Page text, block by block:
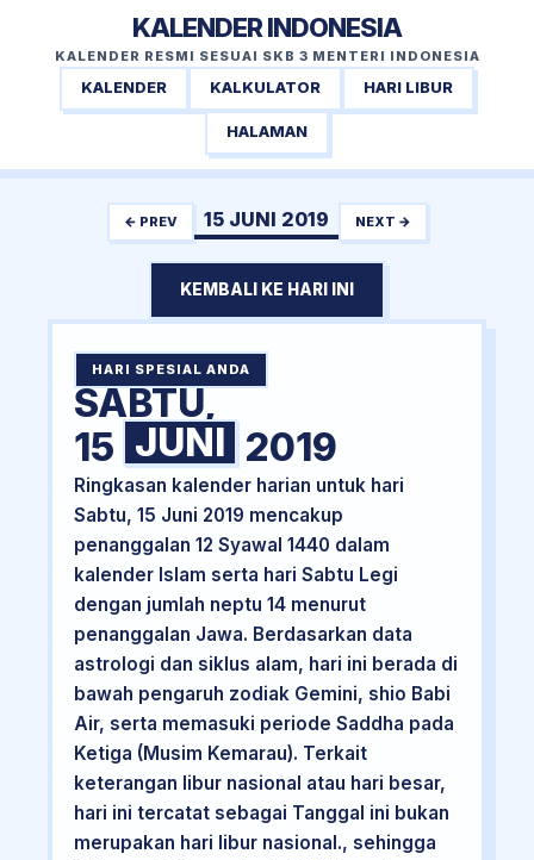
KALENDER INDONESIA
KALENDER RESMI SESUAI SKB 3 MENTERI INDONESIA
KALENDER KALKULATOR HARI LIBUR
HALAMAN
← PREV 15 JUNI 2019 NEXT →
KEMBALI KE HARI INI
HARI SPESIAL ANDA
SABTU,
15 JUNI 2019
Ringkasan kalender harian untuk hari
Sabtu, 15 Juni 2019 mencakup
penanggalan 12 Syawal 1440 dalam
kalender Islam serta hari Sabtu Legi
dengan jumlah neptu 14 menurut
penanggalan Jawa. Berdasarkan data
astrologi dan siklus alam, hari ini berada di
bawah pengaruh zodiak Gemini, shio Babi
Air, serta memasuki periode Saddha pada
Ketiga (Musim Kemarau). Terkait
keterangan libur nasional atau hari besar,
hari ini tercatat sebagai Tanggal ini bukan
merupakan hari libur nasional., sehingga